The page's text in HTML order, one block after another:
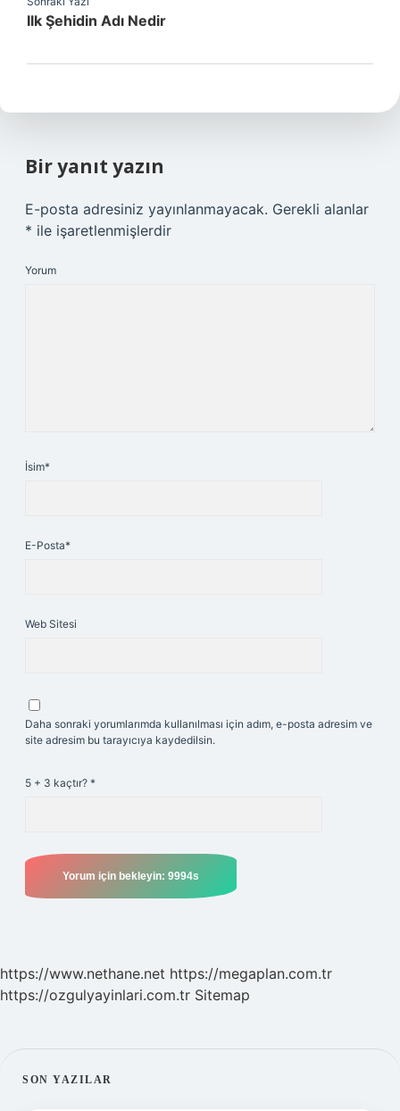
Ilk Şehidin Adı Nedir
Bir yanıt yazın
E-posta adresiniz yayınlanmayacak. Gerekli alanlar
* ile işaretlenmişlerdir
Yorum
İsim*
E-Posta*
Web Sitesi
Daha sonraki yorumlarımda kullanılması için adım, e-posta adresim ve
site adresim bu tarayıcıya kaydedilsin.
5 + 3 kaçtır? *
https://www.nethane.net https://megaplan.com.tr
https://ozgulyayinlari.com.tr Sitemap
SIDEBAR
SON YAZILAR